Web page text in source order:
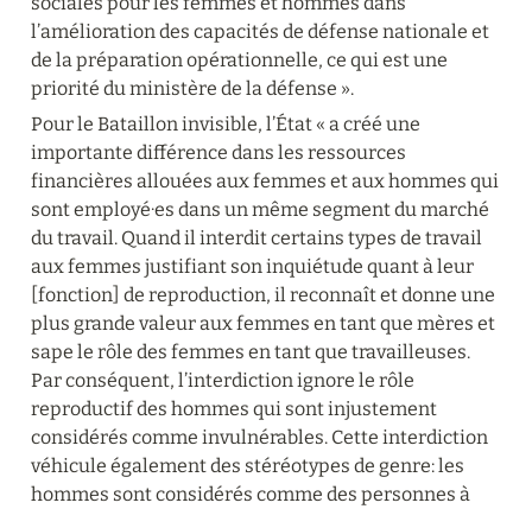
l’amélioration des capacités de défense nationale et
de la préparation opérationnelle, ce qui est une
priorité du ministère de la défense ».
Pour le Bataillon invisible, l’État « a créé une
importante différence dans les ressources
financières allouées aux femmes et aux hommes qui
sont employé·es dans un même segment du marché
du travail. Quand il interdit certains types de travail
aux femmes justifiant son inquiétude quant à leur
[fonction] de reproduction, il reconnaît et donne une
plus grande valeur aux femmes en tant que mères et
sape le rôle des femmes en tant que travailleuses.
Par conséquent, l’interdiction ignore le rôle
reproductif des hommes qui sont injustement
considérés comme invulnérables. Cette interdiction
véhicule également des stéréotypes de genre: les
hommes sont considérés comme des personnes à